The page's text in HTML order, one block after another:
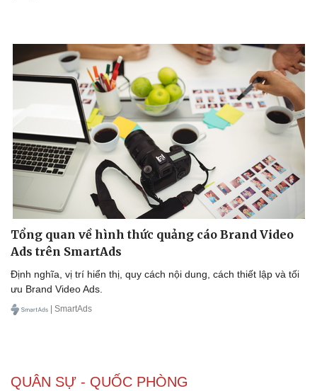
Tổng quan về hình thức quảng cáo Brand Video
Ads trên SmartAds
Định nghĩa, vị trí hiển thị, quy cách nội dung, cách thiết lập và tối
ưu Brand Video Ads.
| SmartAds
QUÂN SỰ - QUỐC PHÒNG